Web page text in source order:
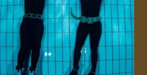
2026, in occasione della festa
un capitolo importante nello sport.